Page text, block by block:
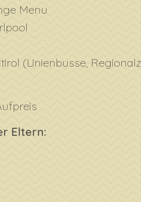
Menu
(Linienbusse,
Eltern: